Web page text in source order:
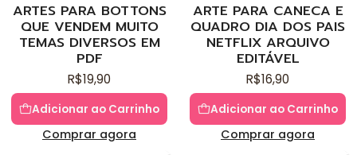
ARTES PARA BOTTONS
QUE VENDEM MUITO
TEMAS DIVERSOS EM
PDF
R$19,90
Adicionar ao Carrinho
Comprar agora
ARTE PARA CANECA E
QUADRO DIA DOS PAIS
NETFLIX ARQUIVO
EDITÁVEL
R$16,90
Adicionar ao Carrinho
Comprar agora